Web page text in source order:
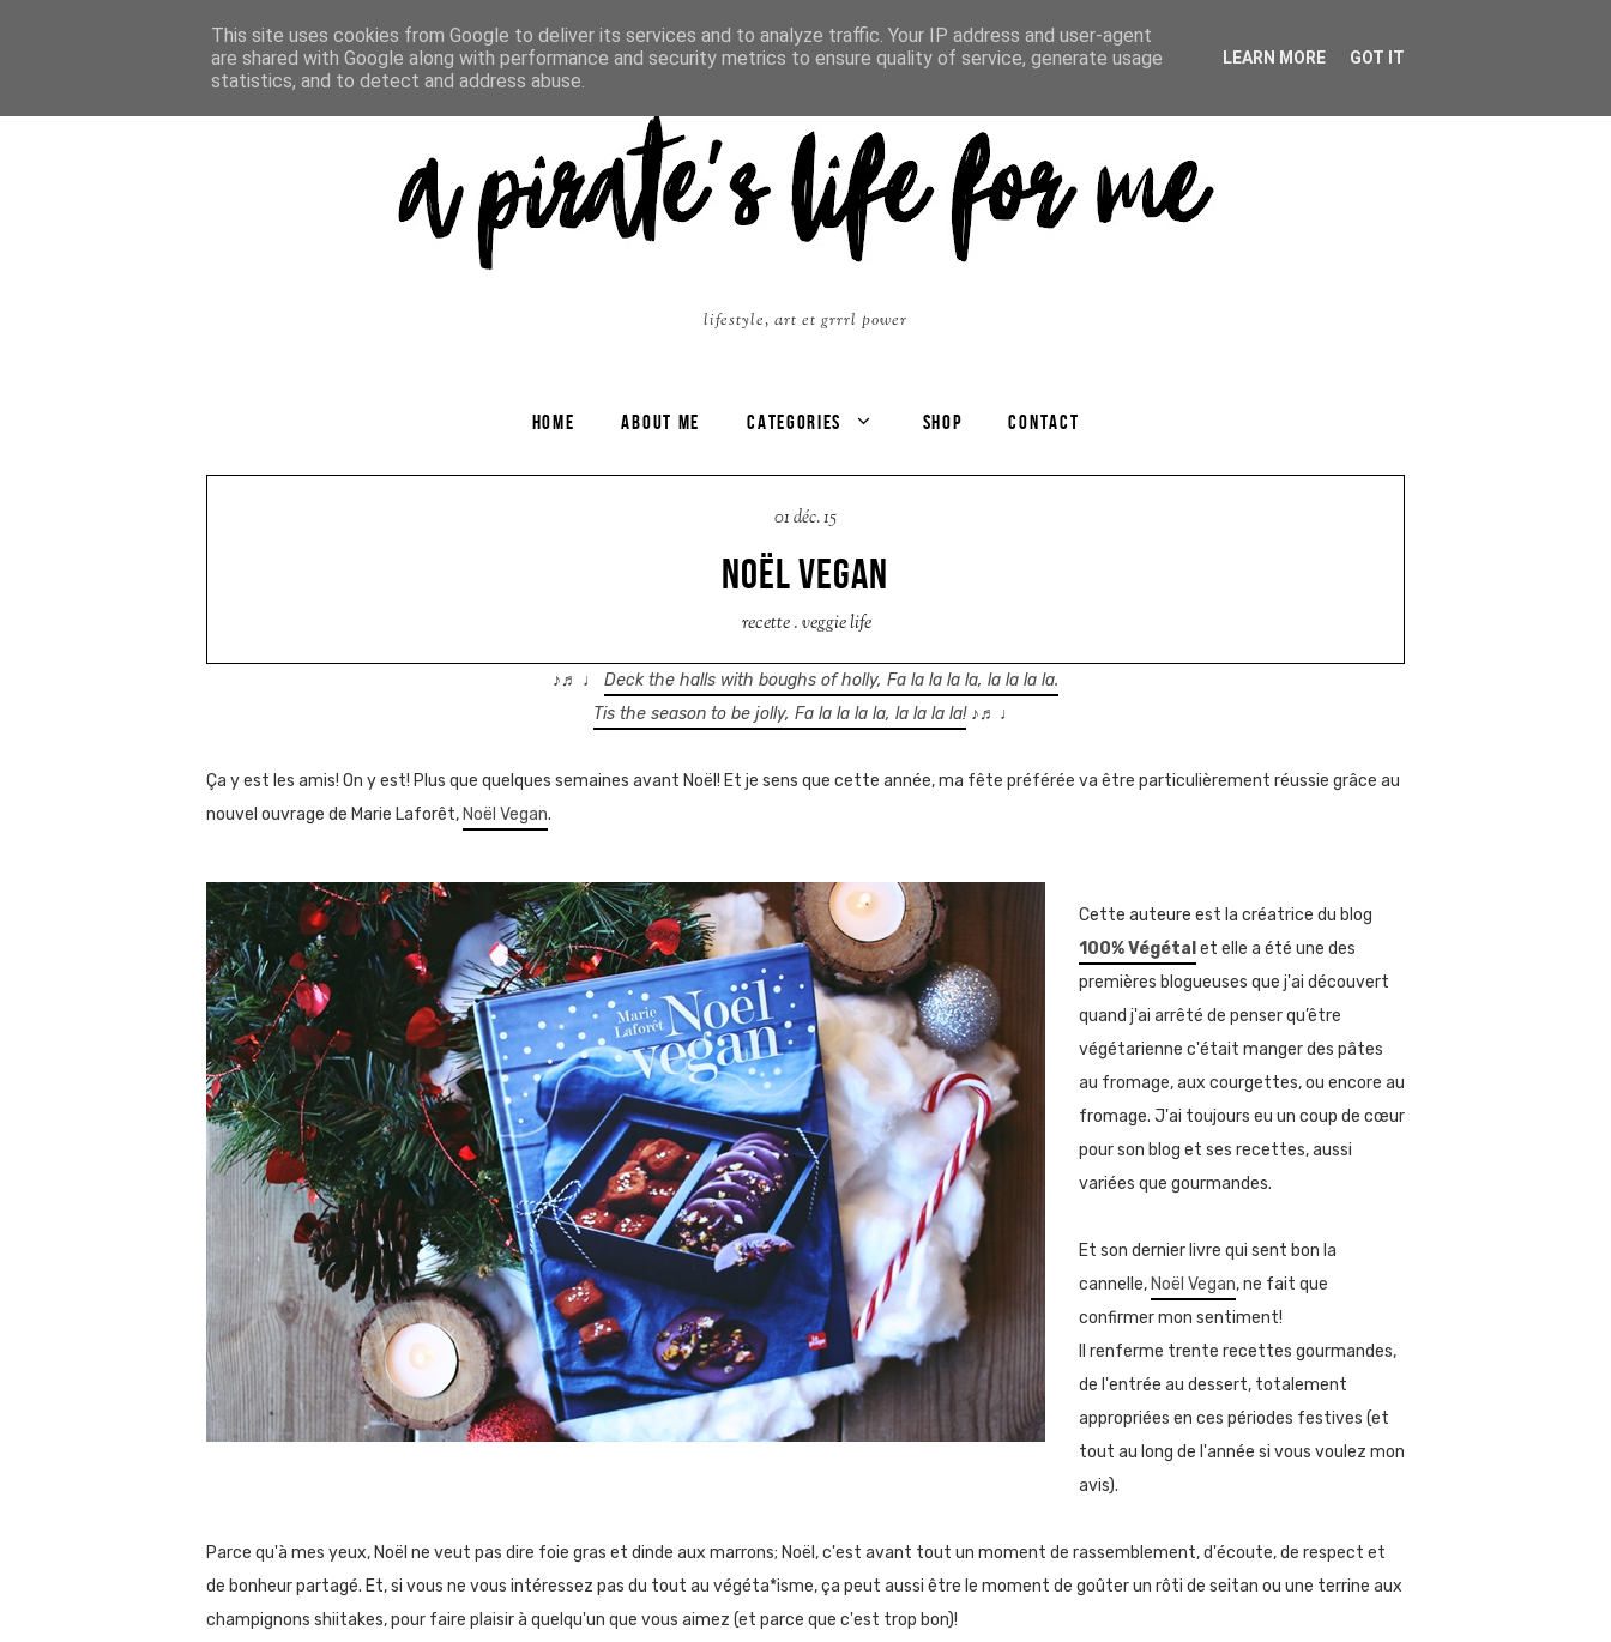
lifestyle, art et grrrl power
HOME ABOUT ME CATEGORIES SHOP CONTACT
01 déc. 15
NOËL VEGAN
recette.veggie life
♪♬ ♩ Deck the halls with boughs of holly, Fa la la la la, la la la la.
Tis the season to be jolly, Fa la la la la, la la la la! ♪♬ ♩
Ça y est les amis! On y est! Plus que quelques semaines avant Noël! Et je sens que cette année, ma fête préférée va être particulièrement réussie grâce au
nouvel ouvrage de Marie Laforêt, Noël Vegan.
Cette auteure est la créatrice du blog
100% Végétal et elle a été une des
premières blogueuses que j'ai découvert
quand j'ai arrêté de penser qu’être
végétarienne c'était manger des pâtes
au fromage, aux courgettes, ou encore au
fromage. J'ai toujours eu un coup de cœur
pour son blog et ses recettes, aussi
variées que gourmandes.
Et son dernier livre qui sent bon la
cannelle, Noël Vegan, ne fait que
confirmer mon sentiment!
Il renferme trente recettes gourmandes,
de l'entrée au dessert, totalement
appropriées en ces périodes festives (et
tout au long de l'année si vous voulez mon
avis).
Parce qu'à mes yeux, Noël ne veut pas dire foie gras et dinde aux marrons; Noël, c'est avant tout un moment de rassemblement, d'écoute, de respect et
de bonheur partagé. Et, si vous ne vous intéressez pas du tout au végéta*isme, ça peut aussi être le moment de goûter un rôti de seitan ou une terrine aux
champignons shiitakes, pour faire plaisir à quelqu'un que vous aimez (et parce que c'est trop bon)!
This site uses cookies from Google to deliver its services and to analyze traffic. Your IP address and user-agent
are shared with Google along with performance and security metrics to ensure quality of service, generate usage
statistics, and to detect and address abuse.
LEARN MORE GOT IT